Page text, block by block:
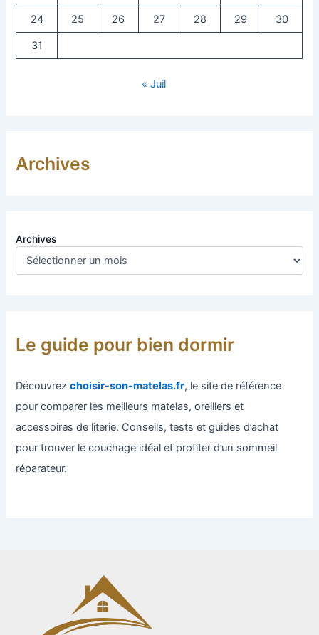
24 25 26 27 28 29 30
31
« Juil
Archives
Archives
Le guide pour bien dormir
Découvrezchoisir-son-matelas.fr, le site de référence
pour comparer les meilleurs matelas, oreillers et
accessoires de literie. Conseils, tests et guides d’achat
pour trouver le couchage idéal et profiter d’un sommeil
réparateur.